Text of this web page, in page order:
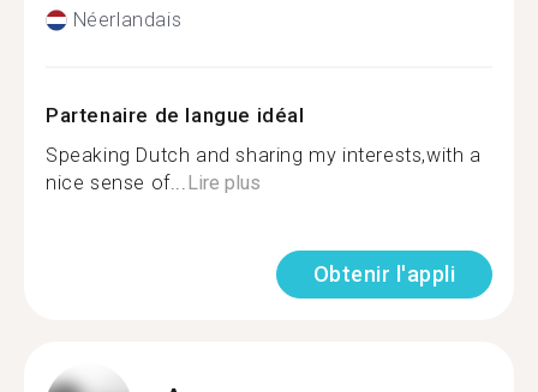
Néerlandais
Partenaire de langue idéal
Speaking Dutch and sharing my interests,with a
nice sense of...Lire plus
Obtenir l'appli